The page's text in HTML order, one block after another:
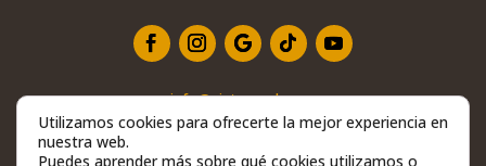
info@vistasreales.es
+34 629 234 558
Utilizamos cookies para ofrecerte la mejor experiencia en
nuestra web.
Puedes aprender más sobre qué cookies utilizamos o